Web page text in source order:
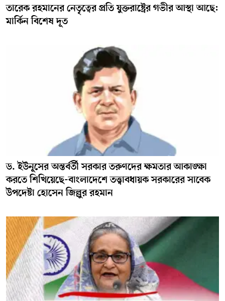
তারেক রহমানের নেতৃত্বের প্রতি যুক্তরাষ্ট্রের গভীর আস্থা আছে:
মার্কিন বিশেষ দূত
ড. ইউনূসের অন্তর্বর্তী সরকার তরুণদের ক্ষমতার আকাঙ্ক্ষা
করতে শিখিয়েছে-বাংলাদেশে তত্ত্বাবধায়ক সরকারের সাবেক
উপদেষ্টা হোসেন জিল্লুর রহমান